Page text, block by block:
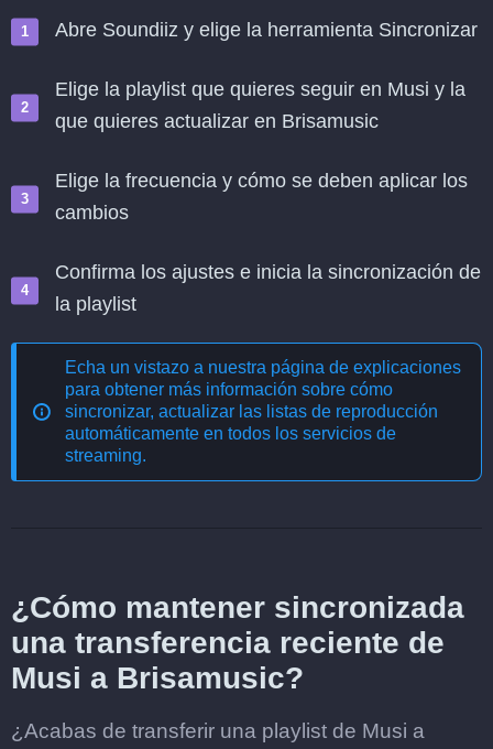
Abre Soundiiz y elige la herramienta Sincronizar
Elige la playlist que quieres seguir en Musi y la
que quieres actualizar en Brisamusic
Elige la frecuencia y cómo se deben aplicar los
cambios
Confirma los ajustes e inicia la sincronización de
la playlist
Echa un vistazo a nuestra página de explicaciones
para obtener más información sobre cómo
sincronizar, actualizar las listas de reproducción
automáticamente en todos los servicios de
streaming.
¿Cómo mantener sincronizada
una transferencia reciente de
Musi a Brisamusic?
¿Acabas de transferir una playlist de Musi a